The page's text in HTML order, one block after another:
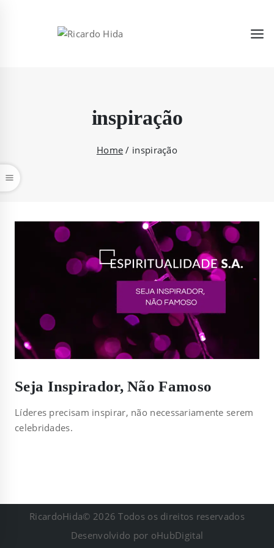
inspiração
Home / inspiração
Seja Inspirador, Não Famoso
Líderes precisam inspirar, não necessariamente serem
celebridades.
RicardoHida© 2026 Todos os direitos reservados
Desenvolvido por oHubDigital